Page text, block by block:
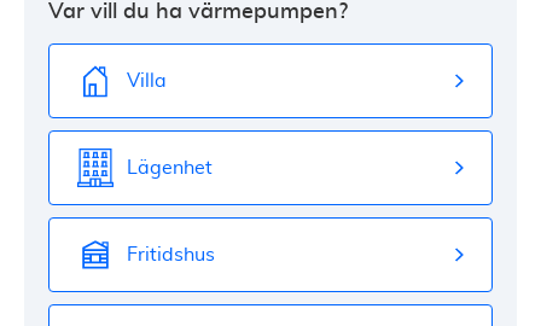
Var vill du ha värmepumpen?
Villa
Lägenhet
Fritidshus